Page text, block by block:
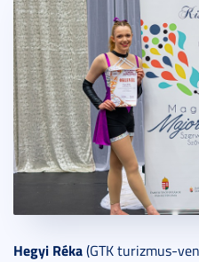
Hegyi Réka(GTK turizmus-